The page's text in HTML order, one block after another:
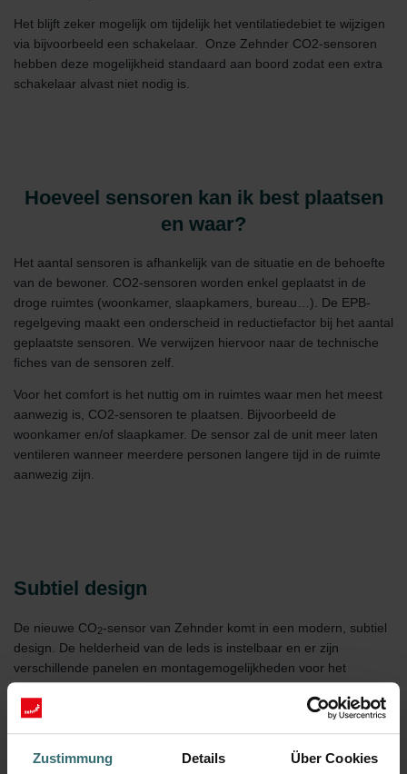
Zustimmung Details Über Cookies
Het blijft zeker mogelijk om tijdelijk het ventilatiedebiet te wijzigen
via bijvoorbeeld een schakelaar. Onze Zehnder CO2-sensoren
hebben deze mogelijkheid standaard aan boord zodat een extra
schakelaar alvast niet nodig is.
Hoeveel sensoren kan ik best plaatsen
en waar?
Het aantal sensoren is afhankelijk van de situatie en de behoefte
van de bewoner. CO2-sensoren worden enkel geplaatst in de
droge ruimtes (woonkamer, slaapkamers, bureau…). De EPB-
regelgeving maakt een onderscheid in reductiefactor bij het aantal
geplaatste sensoren. We verwijzen hiervoor naar de technische
fiches van de sensoren zelf.
Voor het comfort is het nuttig om in ruimtes waar men het meest
aanwezig is, CO2-sensoren te plaatsen. Bijvoorbeeld de
woonkamer en/of slaapkamer. De sensor zal de unit meer laten
ventileren wanneer meerdere personen langere tijd in de ruimte
aanwezig zijn.
Subtiel design
De nieuwe CO2-sensor van Zehnder komt in een modern, subtiel
design. De helderheid van de leds is instelbaar en er zijn
verschillende panelen en montagemogelijkheden voor het
gangbare schakelmateriaal. Kortom, een gebruiksvriendelijke
gebruikersinterface en maximaal tevreden klanten.